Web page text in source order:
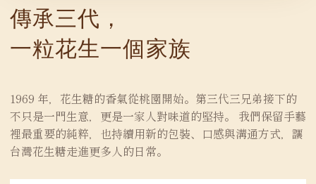
傳承三代，
一粒花生一個家族
1969 年，花生糖的香氣從桃園開始。第三代三兄弟接下的
不只是一門生意，更是一家人對味道的堅持。 我們保留手藝
裡最重要的純粹，也持續用新的包裝、口感與溝通方式，讓
台灣花生糖走進更多人的日常。